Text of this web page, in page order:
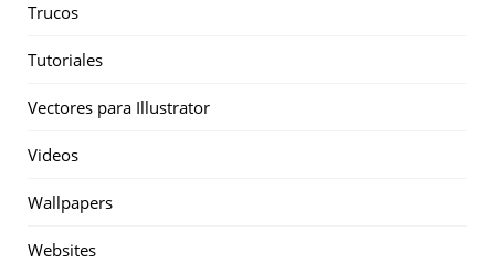
Trucos
Tutoriales
Vectores para Illustrator
Videos
Wallpapers
Websites